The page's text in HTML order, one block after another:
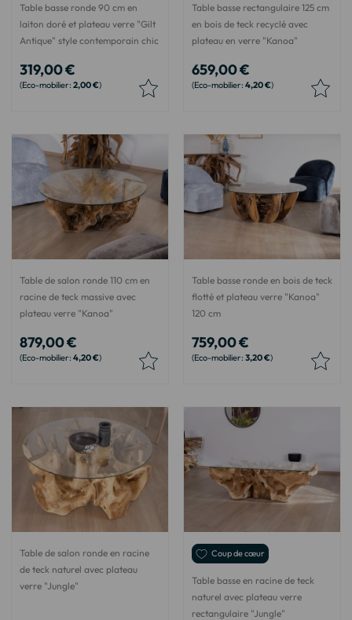
Table basse ronde 90 cm en
laiton doré et plateau verre "Gilt
Antique" style contemporain chic
319,00 €
2,00 €
Table basse rectangulaire 125 cm
en bois de teck recyclé avec
plateau en verre "Kanoa"
659,00 €
4,20 €
Table de salon ronde 110 cm en
racine de teck massive avec
plateau verre "Kanoa"
879,00 €
4,20 €
Table basse ronde en bois de teck
flotté et plateau verre "Kanoa"
120 cm
759,00 €
3,20 €
Table de salon ronde en racine
de teck naturel avec plateau
verre "Jungle"
Coup de cœur
Table basse en racine de teck
naturel avec plateau verre
rectangulaire "Jungle"